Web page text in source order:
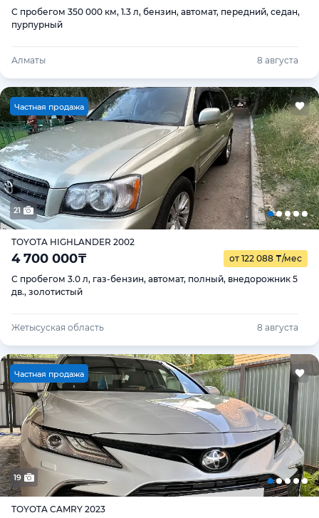
С пробегом 350 000 км, 1.3 л, бензин, автомат, передний, седан,
пурпурный
Алматы 8 августа
Частная продажа
21
TOYOTA HIGHLANDER 2002
4 700 000₸ от 122 088 ₸/мес
С пробегом 3.0 л, газ-бензин, автомат, полный, внедорожник 5
дв., золотистый
Жетысуская область 8 августа
Частная продажа
19
TOYOTA CAMRY 2023